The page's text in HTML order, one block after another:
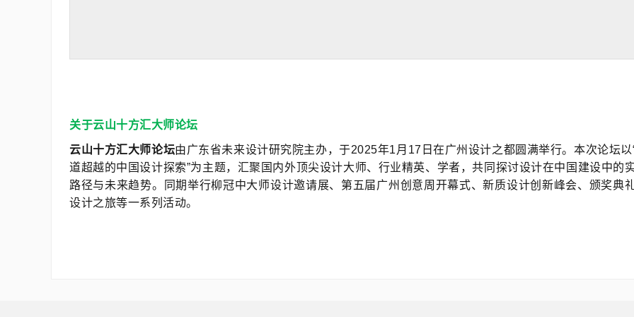
道超越的中国设计探索”为主题，汇聚国内外顶尖设计大师、行业精英、学者，共同探讨设计在中国建设中的实
路径与未来趋势。同期举行柳冠中大师设计邀请展、第五届广州创意周开幕式、新质设计创新峰会、颁奖典
设计之旅等一系列活动。